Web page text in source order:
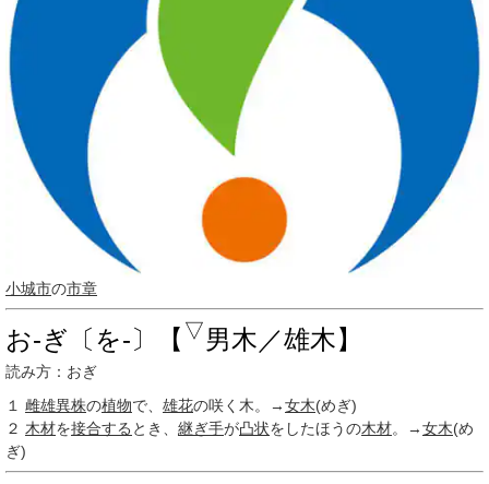
小城市の市章
お‐ぎ〔を‐〕【 ▽男木／雄木】
読み方：おぎ
１ 雌雄異株の植物で、 雄花の咲く木。→女木(めぎ)
２ 木材を接合する とき、 継ぎ手が凸状をしたほうの木材。→女木(め
ぎ)